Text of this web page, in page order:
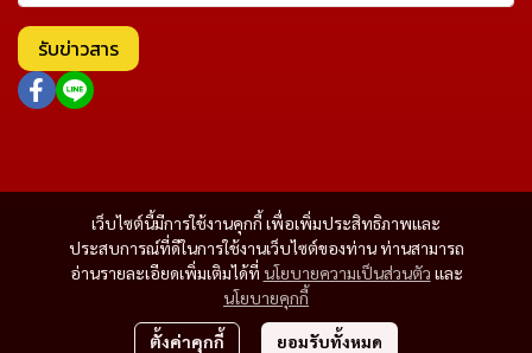
เว็บไซต์นี้มีการใช้งานคุกกี้ เพื่อเพิ่มประสิทธิภาพและ
ประสบการณ์ที่ดีในการใช้งานเว็บไซต์ของท่าน ท่านสามารถ
อ่านรายละเอียดเพิ่มเติมได้ที่ นโยบายความเป็นส่วนตัว และ
นโยบายคุกกี้
ตั้งค่าคุกกี้ ยอมรับทั้งหมด
รับข่าวสาร